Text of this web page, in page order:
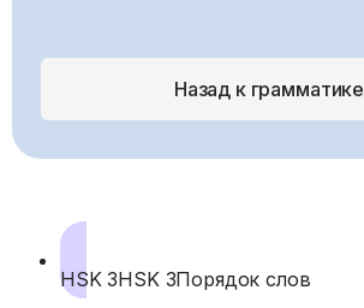
Назад к грамматике
HSK 3HSK 3Порядок слов